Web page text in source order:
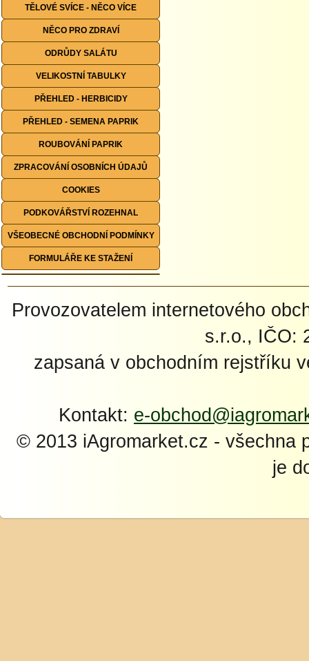
TĚLOVÉ SVÍCE - NĚCO VÍCE
NĚCO PRO ZDRAVÍ
ODRŮDY SALÁTU
VELIKOSTNÍ TABULKY
PŘEHLED - HERBICIDY
PŘEHLED - SEMENA PAPRIK
ROUBOVÁNÍ PAPRIK
ZPRACOVÁNÍ OSOBNÍCH ÚDAJŮ
COOKIES
PODKOVÁŘSTVÍ ROZEHNAL
VŠEOBECNÉ OBCHODNÍ PODMÍNKY
FORMULÁŘE KE STAŽENÍ
Provozovatelem internetového
s.r.o., IČO:
zapsaná v obchodním rejstříku
Kontakt: e-
© 2013 iAgromarket.cz - všechna
je